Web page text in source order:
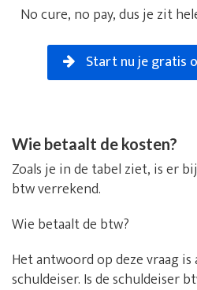
No cure, no pay, dus je zit
Start nu je gratis
Wie betaalt de kosten?
Zoals je in de tabel ziet, is er
btw verrekend.
Wie betaalt de btw?
Het antwoord op deze vraag
schuldeiser. Is de schuldeiser